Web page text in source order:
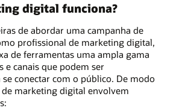
digital funciona?
de abordar uma campanha de
profissional de marketing digital,
de ferramentas uma ampla gama
e canais que podem ser
conectar com o público. De modo
de marketing digital envolvem